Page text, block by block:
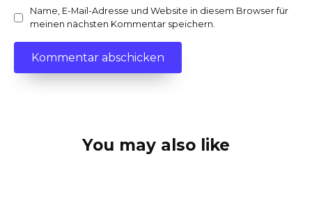
Name, E-Mail-Adresse und Website in diesem Browser für
meinen nächsten Kommentar speichern.
You may also like